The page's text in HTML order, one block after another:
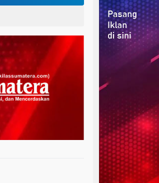
di SDN 3 Kaliberau